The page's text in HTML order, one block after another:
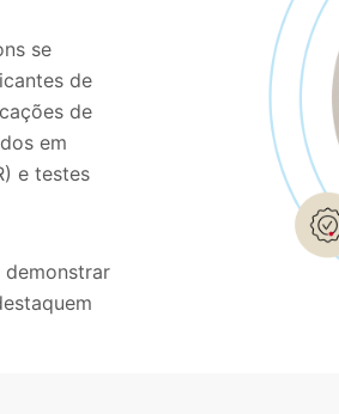
se
de
de
em
e testes